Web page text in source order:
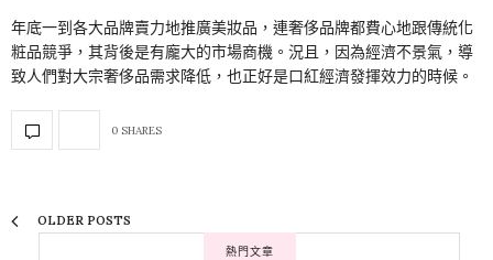
年底一到各大品牌賣力地推廣美妝品，連奢侈品牌都費心地跟傳統化
粧品競爭，其背後是有龐大的市場商機。況且，因為經濟不景氣，導
致人們對大宗奢侈品需求降低，也正好是口紅經濟發揮效力的時候。
0 SHARES
OLDER POSTS
熱門文章